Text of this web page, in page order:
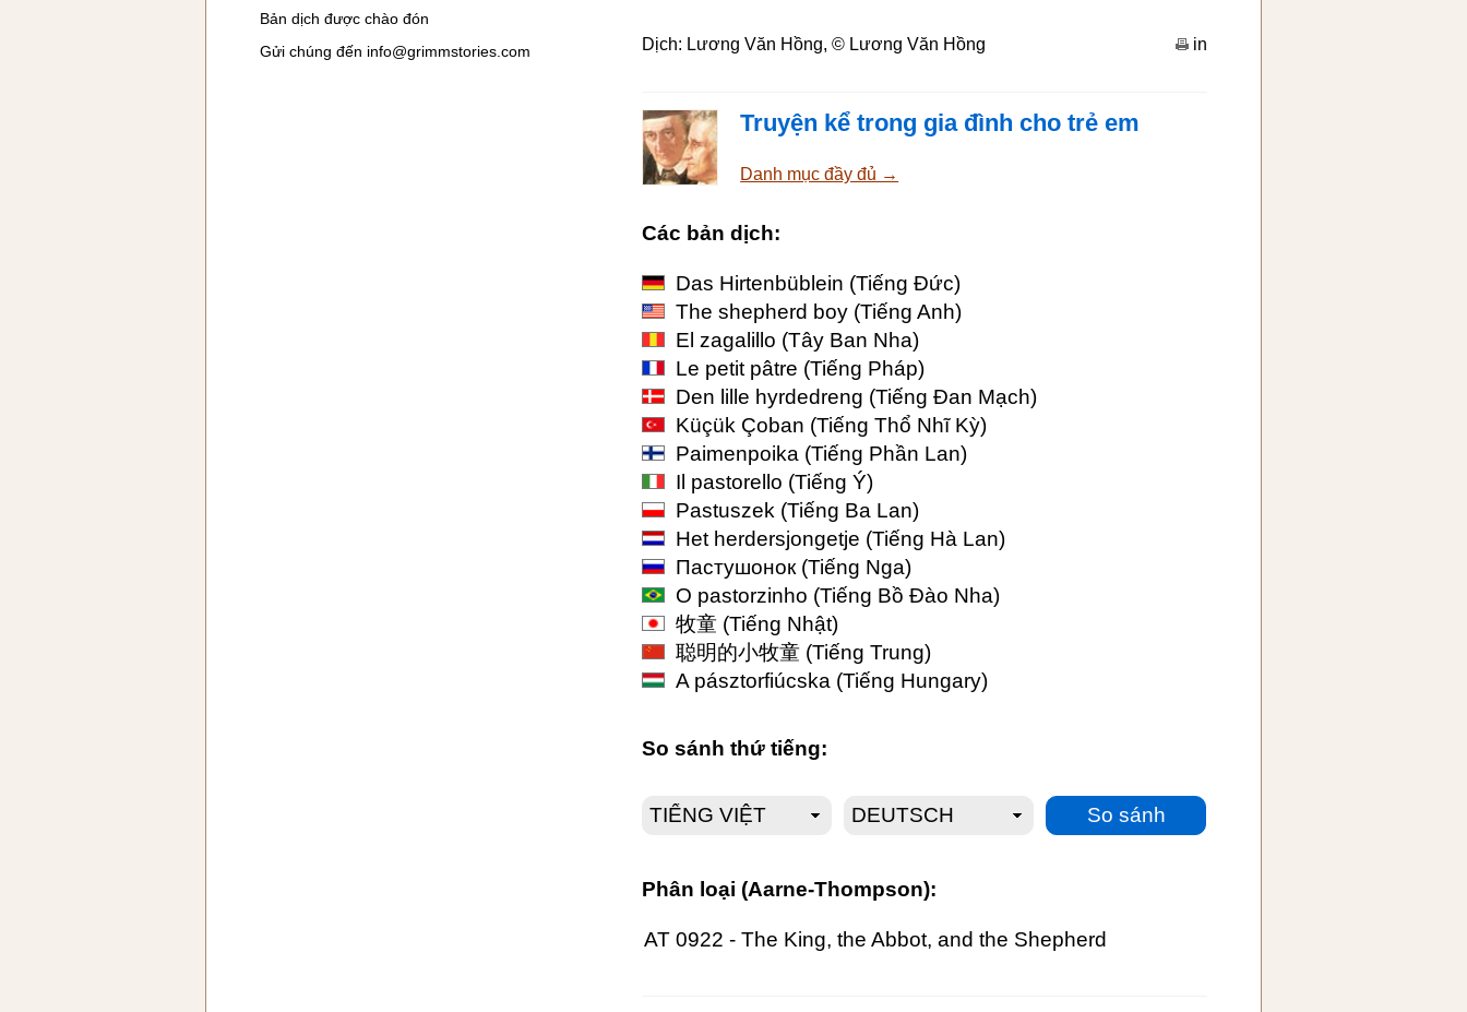
Bản dịch được chào đón
Gửi chúng đến info@grimmstories.com Dịch: Lương Văn Hồng, © Lương Văn Hồng in
Truyện kể trong gia đình cho trẻ em
Danh mục đầy đủ →
Các bản dịch:
Das Hirtenbüblein (Tiếng Đức)
The shepherd boy (Tiếng Anh)
El zagalillo (Tây Ban Nha)
Le petit pâtre (Tiếng Pháp)
Den lille hyrdedreng (Tiếng Đan Mạch)
Küçük Çoban (Tiếng Thổ Nhĩ Kỳ)
Paimenpoika (Tiếng Phần Lan)
Il pastorello (Tiếng Ý)
Pastuszek (Tiếng Ba Lan)
Het herdersjongetje (Tiếng Hà Lan)
Пастушонок (Tiếng Nga)
O pastorzinho (Tiếng Bồ Đào Nha)
牧童 (Tiếng Nhật)
聪明的小牧童 (Tiếng Trung)
A pásztorfiúcska (Tiếng Hungary)
So sánh thứ tiếng:
Phân loại (Aarne-Thompson):
AT 0922 - The King, the Abbot, and the Shepherd